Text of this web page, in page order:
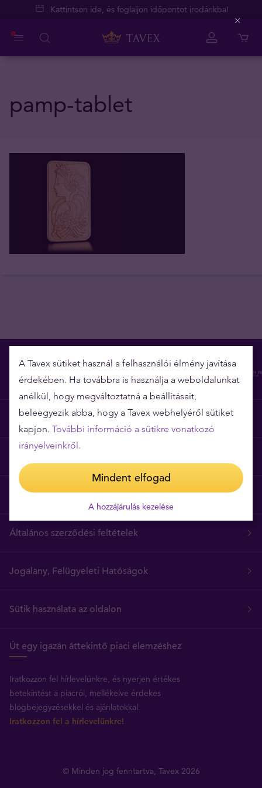
Kattintson ide, és foglaljon időpontot irodánkba!
pamp-tablet
Miért épp a Tavex?
Gyakori kérdések
Általános szerződési feltételek
Jogalany, Felügyeleti Hatóságok
Sütik használata az oldalon
Út egy igazán áttekintő piaci elemzéshez
Iratkozzon fel hírlevelünkre, és nyerjen értékes
betekintést a piacról, mellékelve érdekes
blogbejegyzésekkel és ajánlatokkal.
Iratkozzon fel a hírlevelünkre!
© Minden jog fenntartva, Tavex 2026
A Tavex sütiket használ a felhasználói élmény javítása
érdekében. Ha továbbra is használja a weboldalunkat
anélkül, hogy megváltoztatná a beállításait,
beleegyezik abba, hogy a Tavex webhelyéről sütiket
kapjon. További információ a sütikre vonatkozó
irányelveinkről.
Mindent elfogad
A hozzájárulás kezelése
Close